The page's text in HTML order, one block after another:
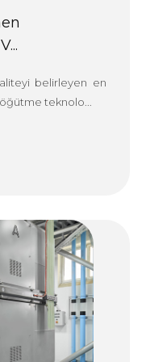
belirleyen en
teknolo...